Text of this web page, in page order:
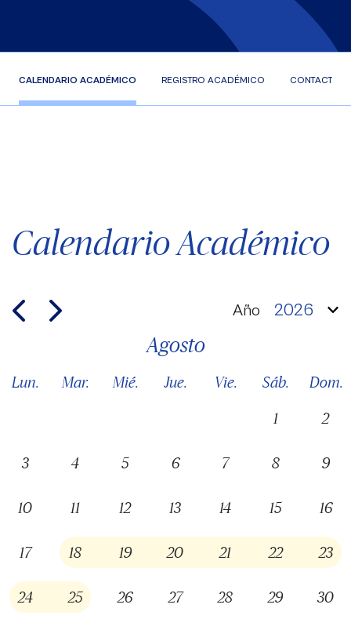
CALENDARIO ACADÉMICO REGISTRO ACADÉMICO CONTACTOS
Calendario Académico
2026
agosto
Lun. Mar. Mié. Jue. Vie. Sáb. Dom.
1 2
3 4 5 6 7 8 9
10 11 12 13 14 15 16
17 18 19 20 21 22 23
24 25 26 27 28 29 30